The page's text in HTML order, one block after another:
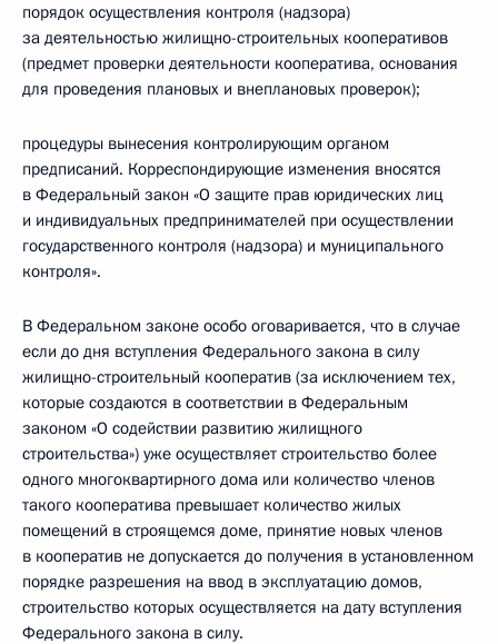
порядок осуществления контроля (надзора)
за деятельностью жилищно-строительных кооперативов
(предмет проверки деятельности кооператива, основания
для проведения плановых и внеплановых проверок);
процедуры вынесения контролирующим органом
предписаний. Корреспондирующие изменения вносятся
в Федеральный закон «О защите прав юридических лиц
и индивидуальных предпринимателей при осуществлении
государственного контроля (надзора) и муниципального
контроля».
В Федеральном законе особо оговаривается, что в случае
если до дня вступления Федерального закона в силу
жилищно-строительный кооператив (за исключением тех,
которые создаются в соответствии в Федеральным
законом «О содействии развитию жилищного
строительства») уже осуществляет строительство более
одного многоквартирного дома или количество членов
такого кооператива превышает количество жилых
помещений в строящемся доме, принятие новых членов
в кооператив не допускается до получения в установленном
порядке разрешения на ввод в эксплуатацию домов,
строительство которых осуществляется на дату вступления
Федерального закона в силу.